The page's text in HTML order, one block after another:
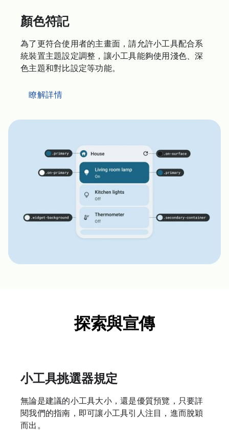
顏色符記
為了更符合使用者的主畫面，請允許小工具配合系
統裝置主題設定調整，讓小工具能夠使用淺色、深
色主題和對比設定等功能。
瞭解詳情
探索與宣傳
小工具挑選器規定
無論是建議的小工具大小，還是優質預覽，只要詳
閱我們的指南，即可讓小工具引人注目，進而脫穎
而出。